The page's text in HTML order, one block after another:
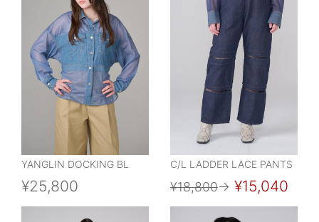
YANGLIN DOCKING BL
¥25,800
C/L LADDER LACE PANTS
¥18,800→ ¥15,040